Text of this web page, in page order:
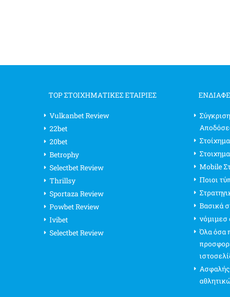
TOP ΣΤΟΙΧΗΜΑΤΙΚΕΣ ΕΤΑΙΡΙΕΣ
Vulkanbet Review
22bet
20bet
Betrophy
Selectbet Review
Thrillsy
Sportaza Review
Powbet Review
Ivibet
Selectbet Review
Mobile
Ποιοι
Βασικά
νόμιμεσ
Όλα όσα